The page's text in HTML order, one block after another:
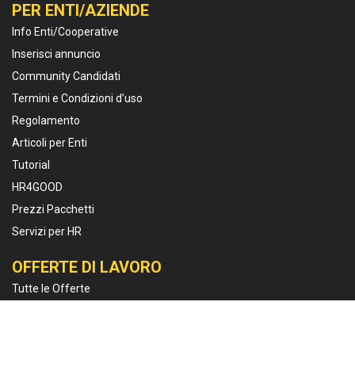
PER ENTI/AZIENDE
Info Enti/Cooperative
Inserisci annuncio
Community Candidati
Termini e Condizioni d’uso
Regolamento
Articoli per Enti
Tutorial
HR4GOOD
Prezzi Pacchetti
Servizi per HR
OFFERTE DI LAVORO
Tutte le Offerte